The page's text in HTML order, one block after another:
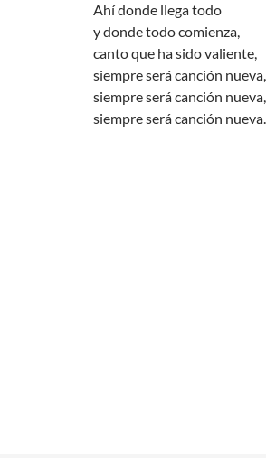
Ahí donde llega todo
y donde todo comienza,
canto que ha sido valiente,
siempre será canción nueva,
siempre será canción nueva,
siempre será canción